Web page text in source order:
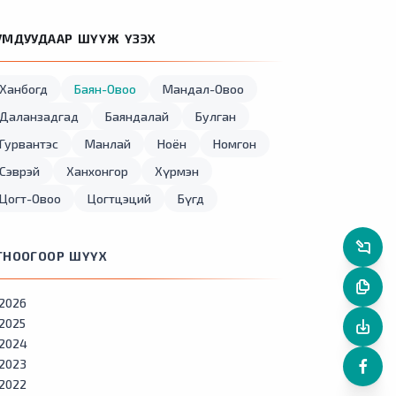
ШҮҮЖ ҮЗЭХ
Ханбогд Баян-Овоо
Мандал-Овоо
Даланзадгад
Баяндалай
Булган
Гурвантэс
Манлай Ноён
Номгон
Сэврэй
Ханхонгор
Хүрмэн
Цогт-Овоо
Цогтцэций Бүгд
ШҮҮХ